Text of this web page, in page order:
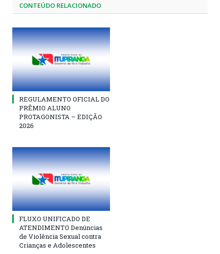
CONTEÚDO RELACIONADO
REGULAMENTO OFICIAL DO
PRÊMIO ALUNO
PROTAGONISTA – EDIÇÃO
2026
FLUXO UNIFICADO DE
ATENDIMENTO Denúncias
de Violência Sexual contra
Crianças e Adolescentes